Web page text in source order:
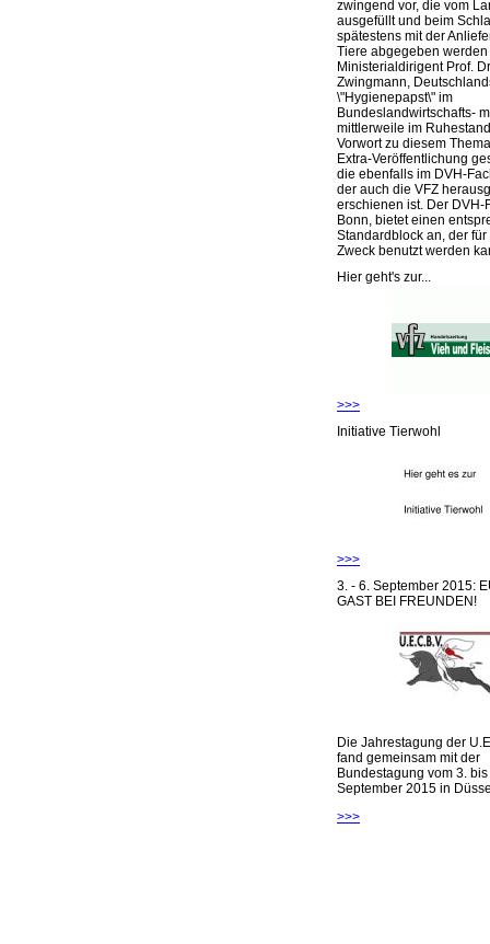
zwingend vor, die vom
ausgefüllt und beim
spätestens mit der
Tiere abgegeben werden
Ministerialdirigent Prof.
Zwingmann,
\"Hygienepapst\" im
Bundeslandwirtschafts-
mittlerweile im
Vorwort zu diesem
Extra-Veröffentlichung
die ebenfalls im DVH-
der auch die VFZ
erschienen ist. Der DVH-
Bonn, bietet einen
Standardblock an, der
Zweck benutzt werden
Hier geht's zur...
>>>
Initiative Tierwohl
>>>
3. - 6. September 2015:
GAST BEI FREUNDEN!
Die Jahrestagung der
fand gemeinsam mit der
Bundestagung vom 3. bis
September 2015 in
>>>